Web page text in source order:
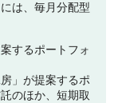
は、毎月分配型
するポートフォ
」が提案するポ
のほか、短期取